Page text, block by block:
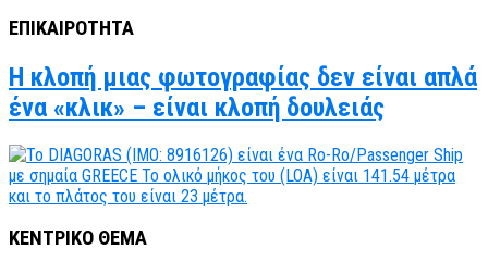
ΕΠΙΚΑΙΡΟΤΗΤΑ
Η κλοπή μιας φωτογραφίας δεν είναι απλά
ένα «κλικ» – είναι κλοπή δουλειάς
ΚΕΝΤΡΙΚΟ ΘΕΜΑ